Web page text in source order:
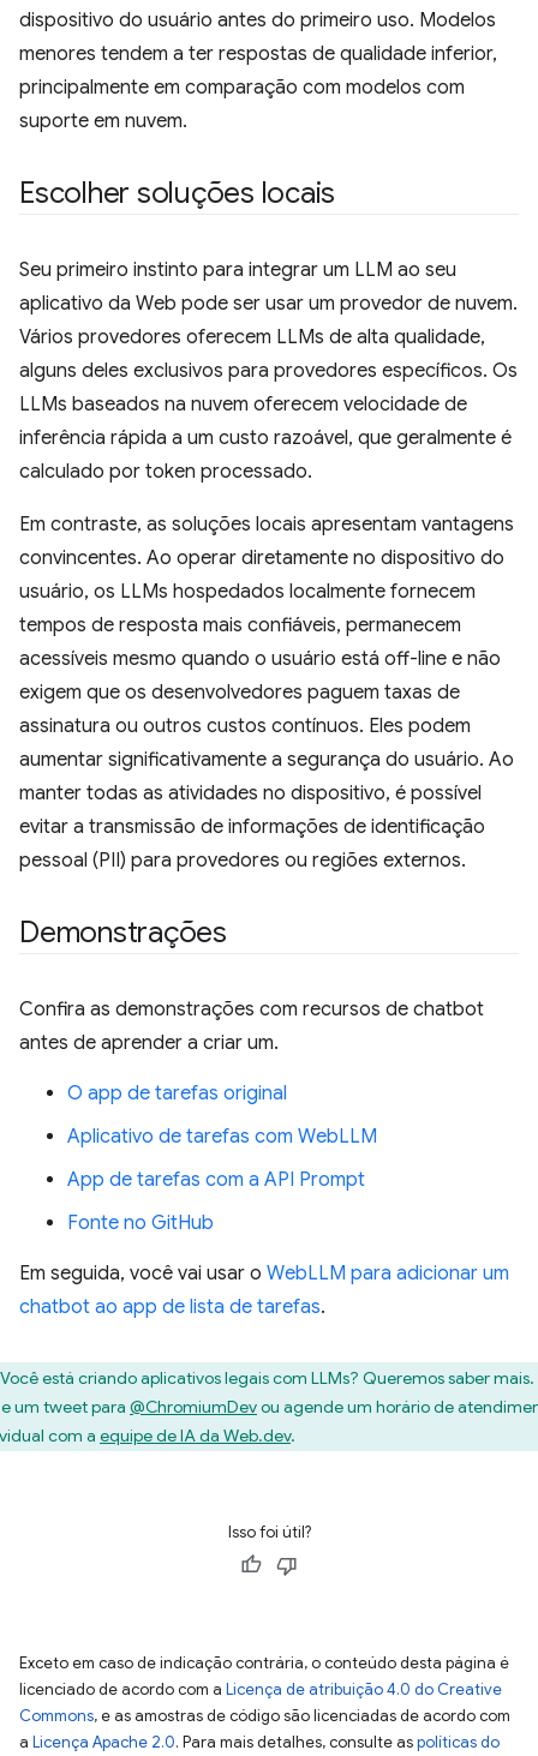
dispositivo do usuário antes do primeiro uso. Modelos
menores tendem a ter respostas de qualidade inferior,
principalmente em comparação com modelos com
suporte em nuvem.
Escolher soluções locais
Seu primeiro instinto para integrar um LLM ao seu
aplicativo da Web pode ser usar um provedor de nuvem.
Vários provedores oferecem LLMs de alta qualidade,
alguns deles exclusivos para provedores específicos. Os
LLMs baseados na nuvem oferecem velocidade de
inferência rápida a um custo razoável, que geralmente é
calculado por token processado.
Em contraste, as soluções locais apresentam vantagens
convincentes. Ao operar diretamente no dispositivo do
usuário, os LLMs hospedados localmente fornecem
tempos de resposta mais confiáveis, permanecem
acessíveis mesmo quando o usuário está off-line e não
exigem que os desenvolvedores paguem taxas de
assinatura ou outros custos contínuos. Eles podem
aumentar significativamente a segurança do usuário. Ao
manter todas as atividades no dispositivo, é possível
evitar a transmissão de informações de identificação
pessoal (PII) para provedores ou regiões externos.
Demonstrações
Confira as demonstrações com recursos de chatbot
antes de aprender a criar um.
O app de tarefas original
Aplicativo de tarefas com WebLLM
App de tarefas com a API Prompt
Fonte no GitHub
Em seguida, você vai usar o WebLLM para adicionar um
chatbot ao app de lista de tarefas.
Você está criando aplicativos legais com LLMs? Queremos saber mais.
um tweet para @ChromiumDevou agende um horário de
com a equipe de IA da Web.dev.
Isso foi útil?
Exceto em caso de indicação contrária, o conteúdo desta página é
licenciado de acordo com a Licença de atribuição 4.0 do Creative
Commons, e as amostras de código são licenciadas de acordo com
a Licença Apache 2.0. Para mais detalhes, consulte aspolíticas do